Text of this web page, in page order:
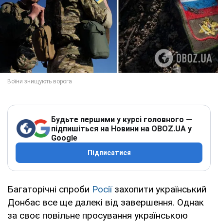
Будьте першими у курсі головного —
підпишіться на Новини на OBOZ.UA у
Google
Підписатися
Багаторічні спроби Росії захопити український
Донбас все ще далекі від завершення. Однак
за своє повільне просування українською